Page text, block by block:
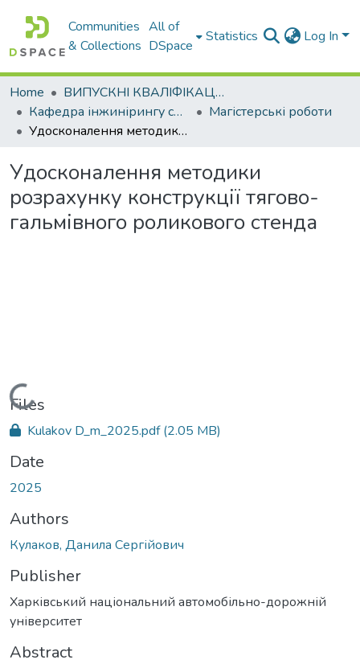
Communities
& Collections
All of
DSpace
Statistics Log In
Home
ВИПУСКНІ КВАЛІФІКАЦІЙНІ РОБОТИ
Кафедра інжинірингу систем автомобільного транспорту
Магістерські роботи
Удосконалення методики розрахунку конструкції тягово-гальмівного роликового стенда
Удосконалення методики
розрахунку конструкції тягово-
гальмівного роликового стенда
Loading...
Files
Kulakov D_m_2025.pdf(2.05 MB)
Date
2025
Authors
Кулаков, Данила Сергійович
Publisher
Харківський національний автомобільно-дорожній
університет
Abstract